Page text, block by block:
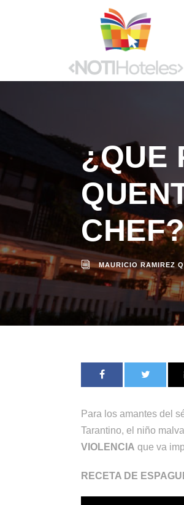
¿QUE
MAURICIO RAMIREZ
Para los amantes del
Tarantino, el niño
VIOLENCIA que va
RECETA DE